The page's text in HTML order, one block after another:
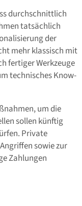
durchschnittlich
tatsächlich
der
mehr klassisch mit
fertiger Werkzeuge
technisches Know-
um die
sollen künftig
Private
sowie zur
Zahlungen